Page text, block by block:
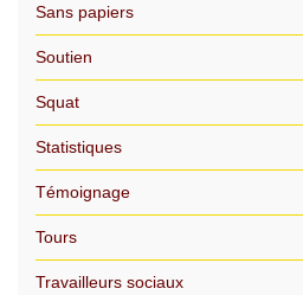
Sans papiers
Soutien
Squat
Statistiques
Témoignage
Tours
Travailleurs sociaux